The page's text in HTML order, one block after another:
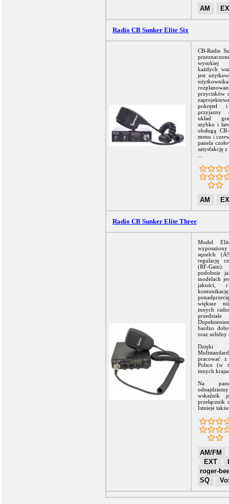
AM
Radio CB Sunker Elite Six
CB-Radio
wysokiej
każdych
jest
przycisków
pokręteł
przyjazny
układ
szybko i
obsługą
menu i
panela
satysfakcję
AM
Radio CB Sunker Elite Three
Model
squelch
regulację
(RF-
podobnie
modelach
jakości,
większe
innych
bardzo
oraz
Dzięki
pracować
Polsce (w
innych
Na
wskaźnik
przełącznik
Istnieje
AM/FM
EXT
roger-
SQ